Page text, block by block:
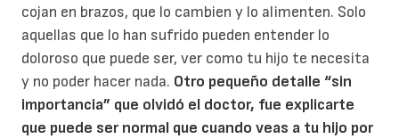
cojan en brazos, que lo cambien y lo alimenten. Solo
aquellas que lo han sufrido pueden entender lo
doloroso que puede ser, ver como tu hijo te necesita
y no poder hacer nada. Otro pequeño detalle “sin
importancia” que olvidó el doctor, fue explicarte
que puede ser normal que cuando veas a tu hijo por